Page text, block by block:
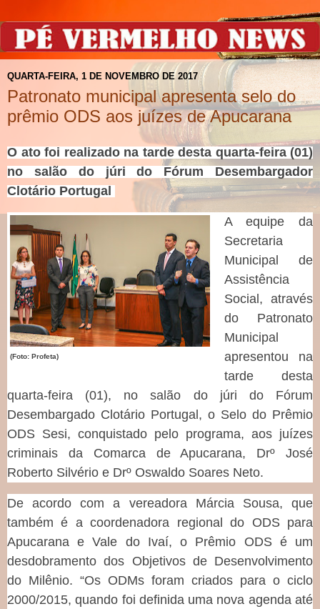
QUARTA-FEIRA, 1 DE NOVEMBRO DE 2017
Patronato municipal apresenta selo do
prêmio ODS aos juízes de Apucarana
O ato foi realizado na tarde desta quarta-feira (01)
no salão do júri do Fórum Desembargador
Clotário Portugal
(Foto: Profeta)
A equipe da
Secretaria
Municipal de
Assistência
Social, através
do Patronato
Municipal
apresentou na
tarde desta
quarta-feira (01), no salão do júri do Fórum
Desembargado Clotário Portugal, o Selo do Prêmio
ODS Sesi, conquistado pelo programa, aos juízes
criminais da Comarca de Apucarana, Drº José
Roberto Silvério e Drº Oswaldo Soares Neto.
De acordo com a vereadora Márcia Sousa, que
também é a coordenadora regional do ODS para
Apucarana e Vale do Ivaí, o Prêmio ODS é um
desdobramento dos Objetivos de Desenvolvimento
do Milênio. “Os ODMs foram criados para o ciclo
2000/2015, quando foi definida uma nova agenda até